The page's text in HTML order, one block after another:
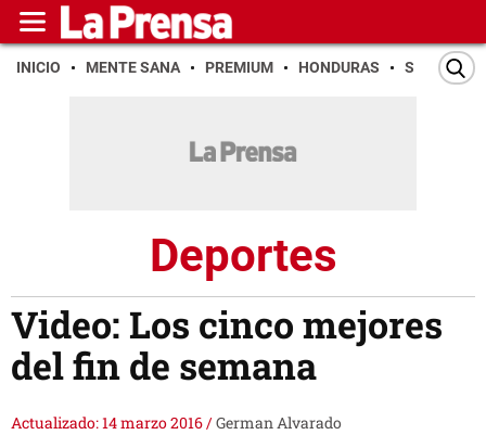
INICIO MENTE SANA PREMIUM HONDURAS SAN PEDRO
Deportes
Video: Los cinco mejores
del fin de semana
Actualizado: 14 marzo 2016/German Alvarado